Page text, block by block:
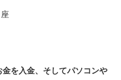
を入金、そしてパソコンや